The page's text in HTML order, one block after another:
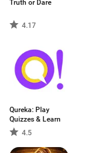
Truth or Dare
4.17
Qureka: Play
Quizzes & Learn
4.5